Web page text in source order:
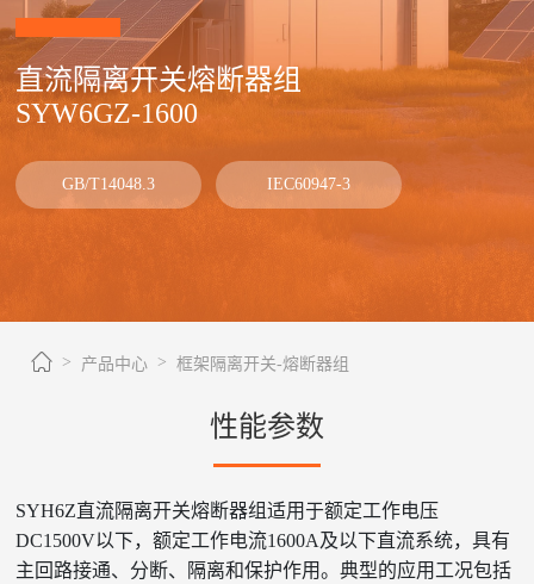
直流隔离开关熔断器组
SYW6GZ-1600
GB/T14048.3 IEC60947-3
产品中心 框架隔离开关-熔断器组
性能参数
SYH6Z直流隔离开关熔断器组适用于额定工作电压
DC1500V以下，额定工作电流1600A及以下直流系统，具有
主回路接通、分断、隔离和保护作用。典型的应用工况包括